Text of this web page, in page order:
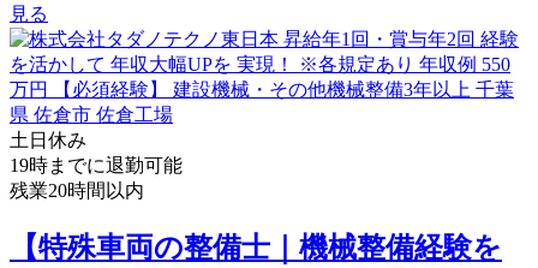
見る
土日休み
19時までに退勤可能
残業20時間以内
【特殊車両の整備士｜機械整備経験を